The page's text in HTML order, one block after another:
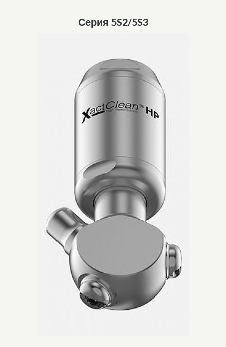
Серия 5S2/5S3